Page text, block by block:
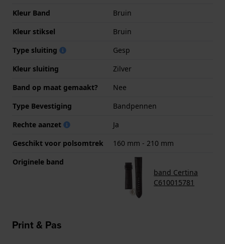
Kleur Band
Bruin
Kleur stiksel
Bruin
Type sluiting
Gesp
Kleur sluiting
Zilver
Band op maat gemaakt?
Nee
Type Bevestiging
Bandpennen
Rechte aanzet
Ja
Geschikt voor polsomtrek
160 mm - 210 mm
Originele band
band Certina
C610015781
Print & Pas